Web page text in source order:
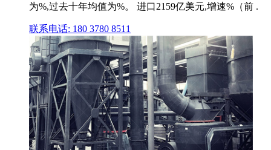
为%,过去十年均值为%。 进口2159亿美元,增速%（前 .
联系电话: 180 3780 8511